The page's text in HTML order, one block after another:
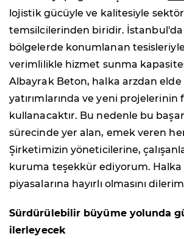
lojistik gücüyle ve kalitesiyle
temsilcilerinden biridir. İstanbul'da
bölgelerde konumlanan
verimlilikle hizmet sunma
Albayrak Beton, halka arzdan
yatırımlarında ve yeni projelerinin
kullanacaktır. Bu nedenle bu
sürecinde yer alan, emek veren
Şirketimizin yöneticilerine,
kuruma teşekkür ediyorum. Halka
piyasalarına hayırlı olmasını
Sürdürülebilir büyüme yolunda
ilerleyecek